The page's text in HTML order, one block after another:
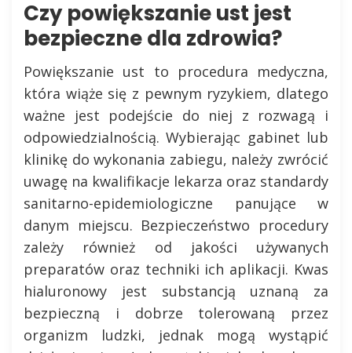
Czy powiększanie ust jest
bezpieczne dla zdrowia?
Powiększanie ust to procedura medyczna,
która wiąże się z pewnym ryzykiem, dlatego
ważne jest podejście do niej z rozwagą i
odpowiedzialnością. Wybierając gabinet lub
klinikę do wykonania zabiegu, należy zwrócić
uwagę na kwalifikacje lekarza oraz standardy
sanitarno-epidemiologiczne panujące w
danym miejscu. Bezpieczeństwo procedury
zależy również od jakości używanych
preparatów oraz techniki ich aplikacji. Kwas
hialuronowy jest substancją uznaną za
bezpieczną i dobrze tolerowaną przez
organizm ludzki, jednak mogą wystąpić